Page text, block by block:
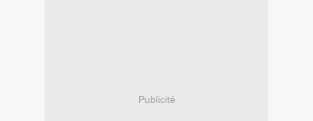
Publicité